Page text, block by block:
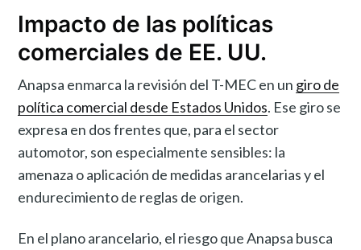
Impacto de las políticas
comerciales de EE. UU.
Anapsa enmarca la revisión del T-MEC en un giro de
política comercial desde Estados Unidos. Ese giro se
expresa en dos frentes que, para el sector
automotor, son especialmente sensibles: la
amenaza o aplicación de medidas arancelarias y el
endurecimiento de reglas de origen.
En el plano arancelario, el riesgo que Anapsa busca